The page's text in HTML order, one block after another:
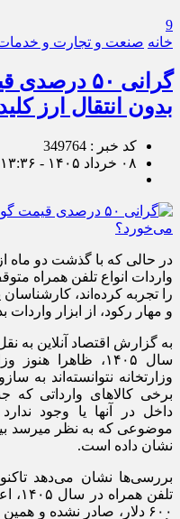
9
خانه صنعت و تجارت و
گرانی ۵۰
بدون انتقال ارز
کد خبر : 349764
۰۸ خرداد ۱۴۰۵ - ۱۳:۳۶
در حالی که با گذشت دو ماه
را تجربه کرده‌اند،
و مهار رکود، از ابزار واردات
به گزارش اقتصاد آنلاین به
سال ۱۴۰۵، ظاهرا
وزارتخانه نتوانسته‌اند
برخی کالا‌های وارداتی که
داخل در آنها یا وجود
موضوعی که به نظر میرسد
نشان داده است.
بررسی‌ها نشان می‌دهد
۶۰۰ دلار، صادر نشده و